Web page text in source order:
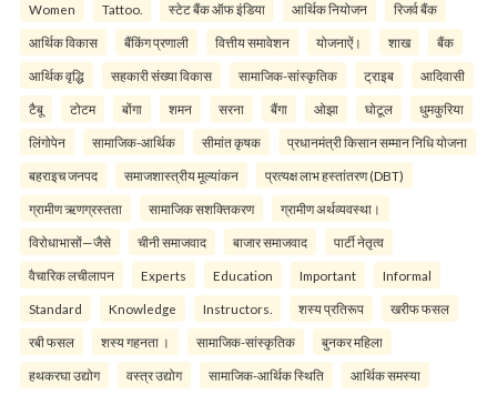
Women Tattoo. स्टेट बैंक ऑफ इंडिया आर्थिक नियोजन रिजर्व बैंक
आर्थिक विकास बैंकिंग प्रणाली वित्तीय समावेशन योजनाऐं। शाख बैंक
आर्थिक वृद्धि सहकारी संख्या विकास सामाजिक-सांस्कृतिक ट्राइब आदिवासी
टैबू टोटम बोंगा शमन सरना बैंगा ओझा घोटूल धुमकुरिया
लिंगोपेन सामाजिक-आर्थिक सीमांत कृषक प्रधानमंत्री किसान सम्मान निधि योजना
बहराइच जनपद समाजशास्त्रीय मूल्यांकन प्रत्यक्ष लाभ हस्तांतरण (DBT)
ग्रामीण ऋणग्रस्तता सामाजिक सशक्तिकरण ग्रामीण अर्थव्यवस्था।
विरोधाभासों—जैसे चीनी समाजवाद बाजार समाजवाद पार्टी नेतृत्व
वैचारिक लचीलापन Experts Education Important Informal
Standard Knowledge Instructors. शस्य प्रतिरूप खरीफ फसल
रबी फसल शस्य गहनता । सामाजिक-सांस्कृतिक बुनकर महिला
हथकरघा उद्योग वस्त्र उद्योग सामाजिक-आर्थिक स्थिति आर्थिक समस्या